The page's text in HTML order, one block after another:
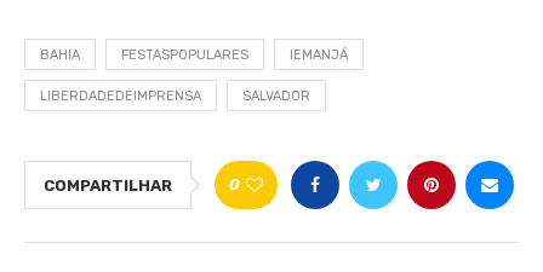
BAHIA FESTASPOPULARES IEMANJÁ
LIBERDADEDEIMPRENSA SALVADOR
COMPARTILHAR 0